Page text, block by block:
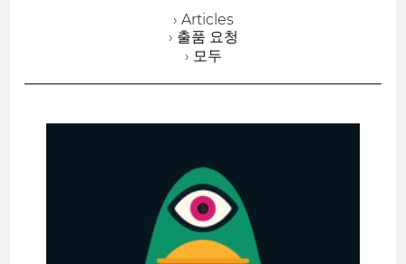
› Articles
› 출품 요청
› 모두